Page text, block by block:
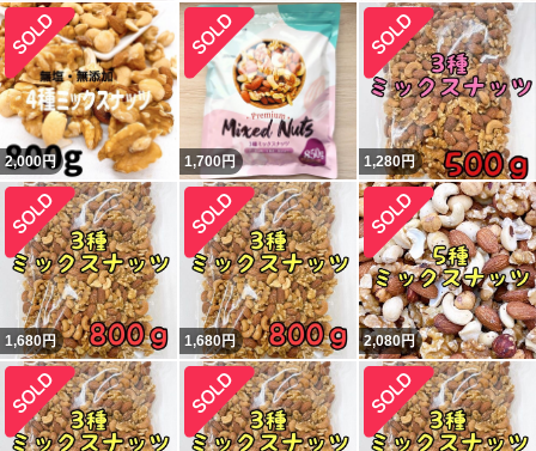
2,000円 1,700円 1,280円
1,680円 1,680円 2,080円